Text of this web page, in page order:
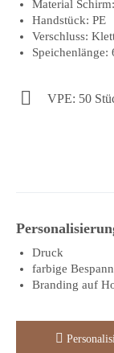
Material
Handstück: PE
Verschluss:
Speichenlänge:
VPE: 50
Druck
farbige
Branding auf